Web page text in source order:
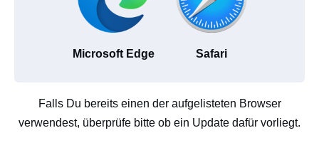
Microsoft Edge Safari
Falls Du bereits einen der aufgelisteten Browser
verwendest, überprüfe bitte ob ein Update dafür vorliegt.